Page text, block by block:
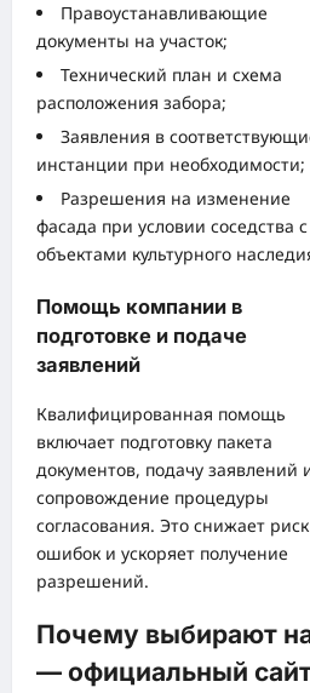
Правоустанавливающие
документы на участок;
Технический план и схема
расположения забора;
Заявления в
инстанции при необходимости;
Разрешения на изменение
фасада при условии соседства с
объектами культурного
Помощь компании в
подготовке и подаче
заявлений
Квалифицированная помощь
включает подготовку пакета
документов, подачу заявлений
сопровождение процедуры
согласования. Это снижает риск
ошибок и ускоряет получение
разрешений.
Почему выбирают
— официальный